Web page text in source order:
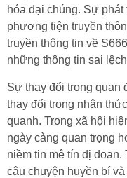
hóa đại chúng. Sự
phương tiện truyền
truyền thông tin về
những thông tin sai
Sự thay đổi trong quan
thay đổi trong nhận
quanh. Trong xã hội
ngày càng quan trọng
niềm tin mê tín dị
câu chuyện huyền bí